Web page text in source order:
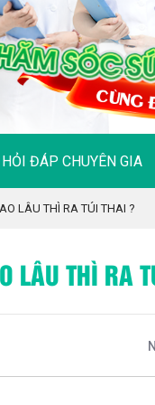
HỎI ĐÁP CHUYÊN GIA
LÂU THÌ RA TÚI THAI ?
LÂU THÌ RA